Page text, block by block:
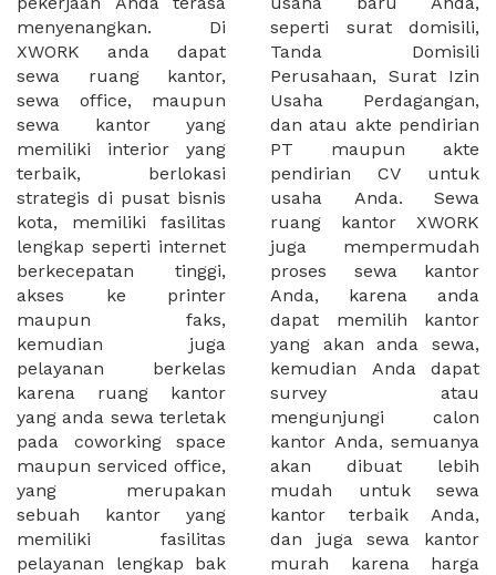
menyenangkan. Di
XWORK anda dapat
sewa ruang kantor,
sewa office, maupun
sewa kantor yang
memiliki interior yang
terbaik, berlokasi
strategis di pusat bisnis
kota, memiliki fasilitas
lengkap seperti internet
berkecepatan tinggi,
akses ke printer
maupun faks,
kemudian juga
pelayanan berkelas
karena ruang kantor
yang anda sewa terletak
pada coworking space
maupun serviced office,
yang merupakan
sebuah kantor yang
memiliki fasilitas
pelayanan lengkap bak
seperti surat domisili,
Tanda Domisili
Perusahaan, Surat Izin
Usaha Perdagangan,
dan atau akte pendirian
PT maupun akte
pendirian CV untuk
usaha Anda. Sewa
ruang kantor XWORK
juga mempermudah
proses sewa kantor
Anda, karena anda
dapat memilih kantor
yang akan anda sewa,
kemudian Anda dapat
survey atau
mengunjungi calon
kantor Anda, semuanya
akan dibuat lebih
mudah untuk sewa
kantor terbaik Anda,
dan juga sewa kantor
murah karena harga